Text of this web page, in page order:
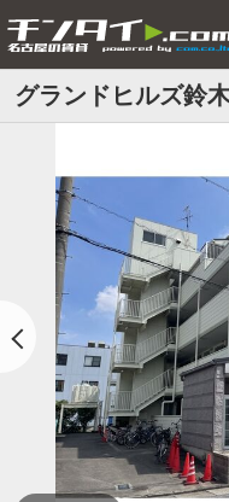
グランドヒルズ鈴